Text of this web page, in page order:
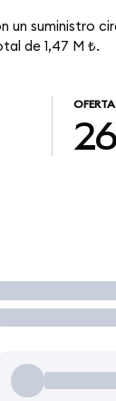
suministro
de 1,47 M ₺.